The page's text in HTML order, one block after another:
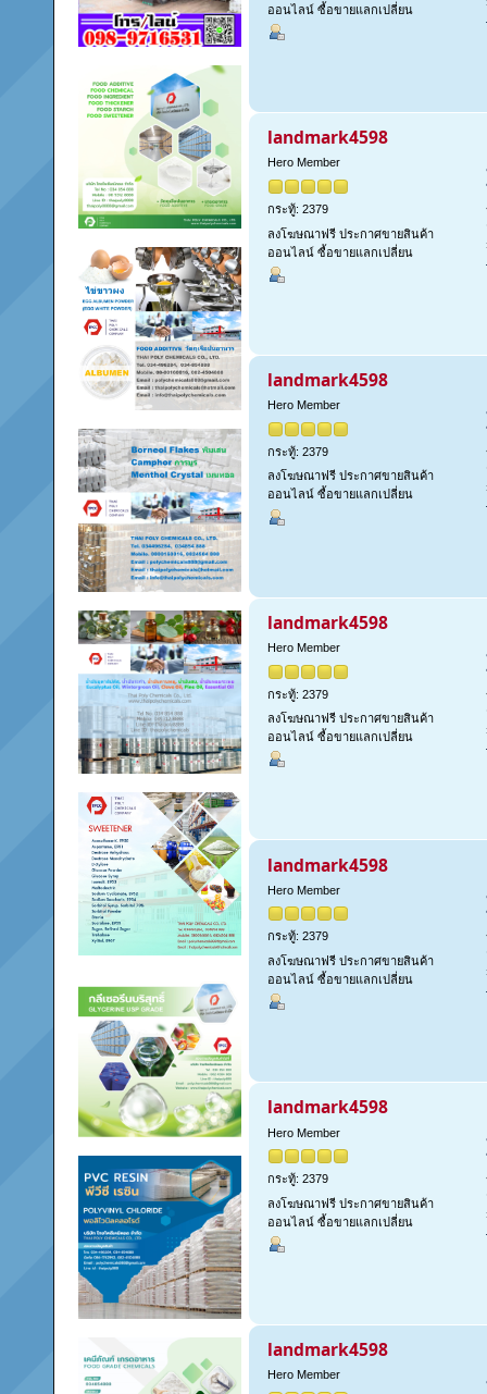
ออนไลน์ ซื้อขายแลกเปลี่ยน
landmark4598
Hero Member
กระทู้: 2379
ลงโฆษณาฟรี ประกาศขายสินค้า
ออนไลน์ ซื้อขายแลกเปลี่ยน
landmark4598
Hero Member
กระทู้: 2379
ลงโฆษณาฟรี ประกาศขายสินค้า
ออนไลน์ ซื้อขายแลกเปลี่ยน
landmark4598
Hero Member
กระทู้: 2379
ลงโฆษณาฟรี ประกาศขายสินค้า
ออนไลน์ ซื้อขายแลกเปลี่ยน
landmark4598
Hero Member
กระทู้: 2379
ลงโฆษณาฟรี ประกาศขายสินค้า
ออนไลน์ ซื้อขายแลกเปลี่ยน
landmark4598
Hero Member
กระทู้: 2379
ลงโฆษณาฟรี ประกาศขายสินค้า
ออนไลน์ ซื้อขายแลกเปลี่ยน
landmark4598
Hero Member